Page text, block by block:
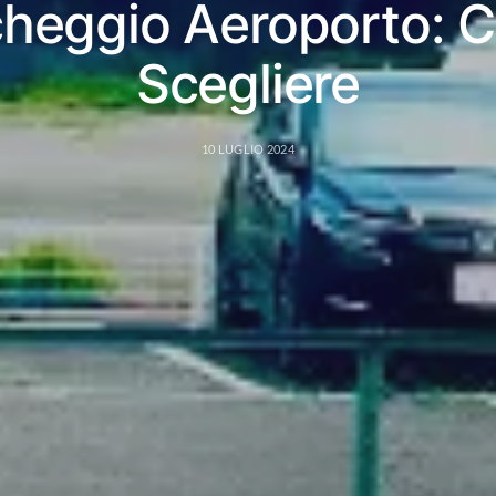
Aeroporto:
Scegliere
10 LUGLIO 2024